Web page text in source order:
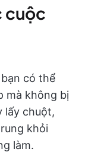
cuộc
có thể
mà không bị
lấy chuột,
khỏi
làm.